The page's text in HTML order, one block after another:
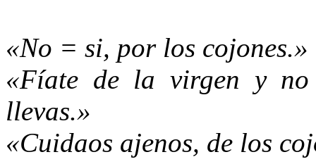
«No = si, por los cojones.»
«Fíate de la virgen y
llevas.»
«Cuidaos ajenos, de los